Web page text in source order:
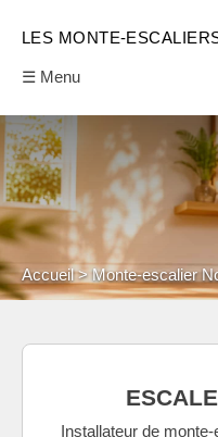
LES MONTE-
☰ Menu
Accueil Monte-escalier
Installateur de